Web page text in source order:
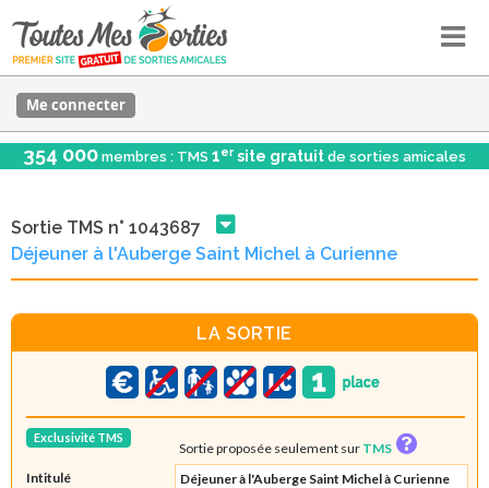
Me connecter
354 000 membres : TMS 1er site gratuit de sorties amicales
Sortie TMS n° 1043687
Déjeuner à l'Auberge Saint Michel à Curienne
LA SORTIE
Exclusivité TMS
Sortie proposée seulement sur TMS
Intitulé
Déjeuner à l'Auberge Saint Michel à Curienne